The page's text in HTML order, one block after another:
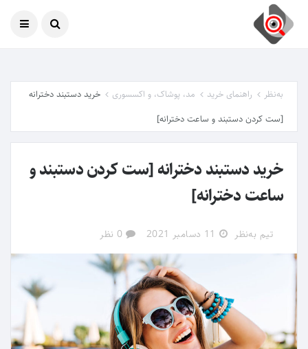
به‌نظر راهنمای خرید مد، پوشاک، و اکسسوری
خرید دستبند دخترانه
[ست کردن دستبند و ساعت دخترانه]
خرید دستبند دخترانه [ست کردن دستبند و
ساعت دخترانه]
تیم به‌نظر 11 دسامبر 2021 0 نظر